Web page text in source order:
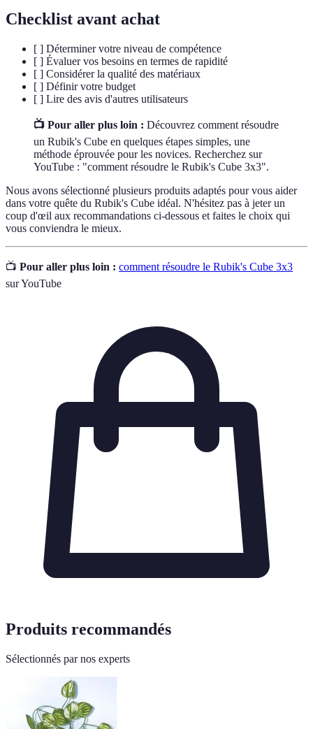
Checklist avant achat
[ ] Déterminer votre niveau de compétence
[ ] Évaluer vos besoins en termes de rapidité
[ ] Considérer la qualité des matériaux
[ ] Définir votre budget
[ ] Lire des avis d'autres utilisateurs
📺 Pour aller plus loin : Découvrez comment résoudre
un Rubik's Cube en quelques étapes simples, une
méthode éprouvée pour les novices. Recherchez sur
YouTube : "comment résoudre le Rubik's Cube 3x3".
Nous avons sélectionné plusieurs produits adaptés pour vous aider
dans votre quête du Rubik's Cube idéal. N'hésitez pas à jeter un
coup d'œil aux recommandations ci-dessous et faites le choix qui
vous conviendra le mieux.
📺 Pour aller plus loin : comment résoudre le Rubik's Cube 3x3
sur YouTube
Produits recommandés
Sélectionnés par nos experts